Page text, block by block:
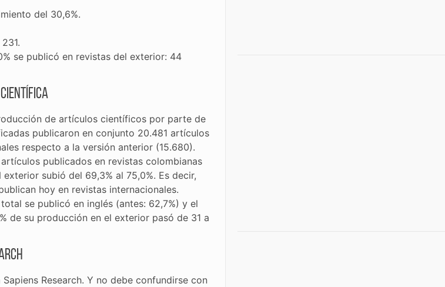
del 30,6%.
se publicó en revistas del exterior: 44
científica
de artículos científicos por parte de
publicaron en conjunto 20.481 artículos
respecto a la versión anterior (15.680).
publicados en revistas colombianas
subió del 69,3% al 75,0%. Es decir,
hoy en revistas internacionales.
se publicó en inglés (antes: 62,7%) y el
de su producción en el exterior pasó de 31 a
Research. Y no debe confundirse con